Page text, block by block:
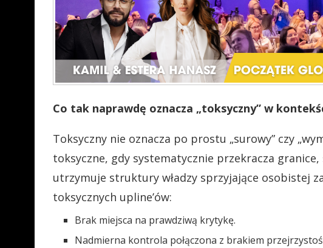
Co tak naprawdę oznacza „toksyczny” w
Toksyczny nie oznacza po prostu „surowy” czy
toksyczne, gdy systematycznie przekracza
utrzymuje struktury władzy sprzyjające osobistej
toksycznych upline’ów:
Brak miejsca na prawdziwą krytykę.
Nadmierna kontrola połączona z brakiem